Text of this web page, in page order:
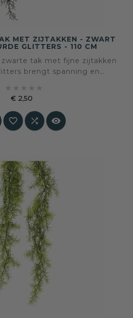
MET ZIJTAKKEN - ZWART
GLITTERS - 110 CM
tak met fijne zijtakken
brengt spanning en
kleuren het licht vangen
gelaagdheid toevoegen.
€ 2,50
  